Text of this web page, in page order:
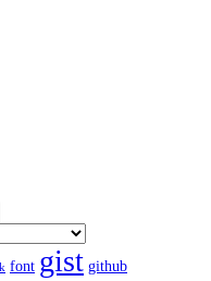
font gist github